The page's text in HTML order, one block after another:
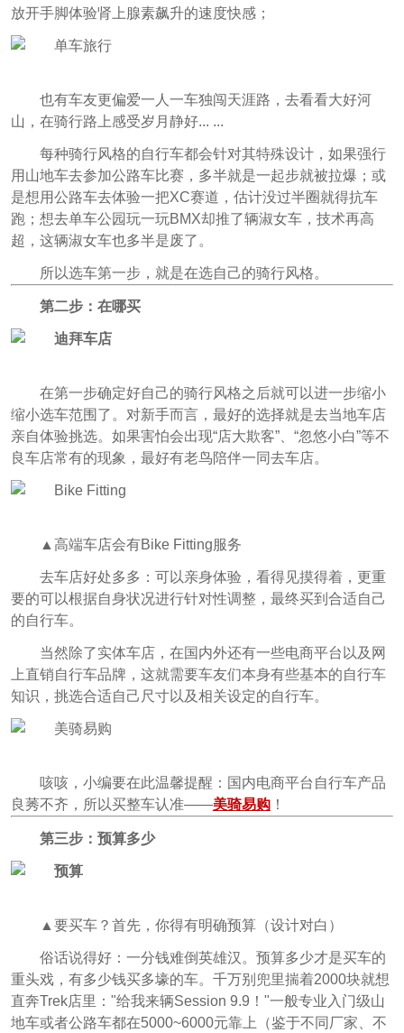
放开手脚体验肾上腺素飙升的速度快感；
也有车友更偏爱一人一车独闯天涯路，去看看大好河
山，在骑行路上感受岁月静好... ...
每种骑行风格的自行车都会针对其特殊设计，如果强行
用山地车去参加公路车比赛，多半就是一起步就被拉爆；或
是想用公路车去体验一把XC赛道，估计没过半圈就得抗车
跑；想去单车公园玩一玩BMX却推了辆淑女车，技术再高
超，这辆淑女车也多半是废了。
所以选车第一步，就是在选自己的骑行风格。
第二步：在哪买
在第一步确定好自己的骑行风格之后就可以进一步缩小
缩小选车范围了。对新手而言，最好的选择就是去当地车店
亲自体验挑选。如果害怕会出现“店大欺客”、“忽悠小白”等不
良车店常有的现象，最好有老鸟陪伴一同去车店。
▲高端车店会有Bike Fitting服务
去车店好处多多：可以亲身体验，看得见摸得着，更重
要的可以根据自身状况进行针对性调整，最终买到合适自己
的自行车。
当然除了实体车店，在国内外还有一些电商平台以及网
上直销自行车品牌，这就需要车友们本身有些基本的自行车
知识，挑选合适自己尺寸以及相关设定的自行车。
咳咳，小编要在此温馨提醒：国内电商平台自行车产品
良莠不齐，所以买整车认准——美骑易购！
第三步：预算多少
▲要买车？首先，你得有明确预算（设计对白）
俗话说得好：一分钱难倒英雄汉。预算多少才是买车的
重头戏，有多少钱买多壕的车。千万别兜里揣着2000块就想
直奔Trek店里："给我来辆Session 9.9！"一般专业入门级山
地车或者公路车都在5000~6000元靠上（鉴于不同厂家、不